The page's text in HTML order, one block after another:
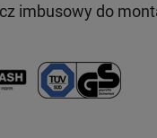
imbusowy do